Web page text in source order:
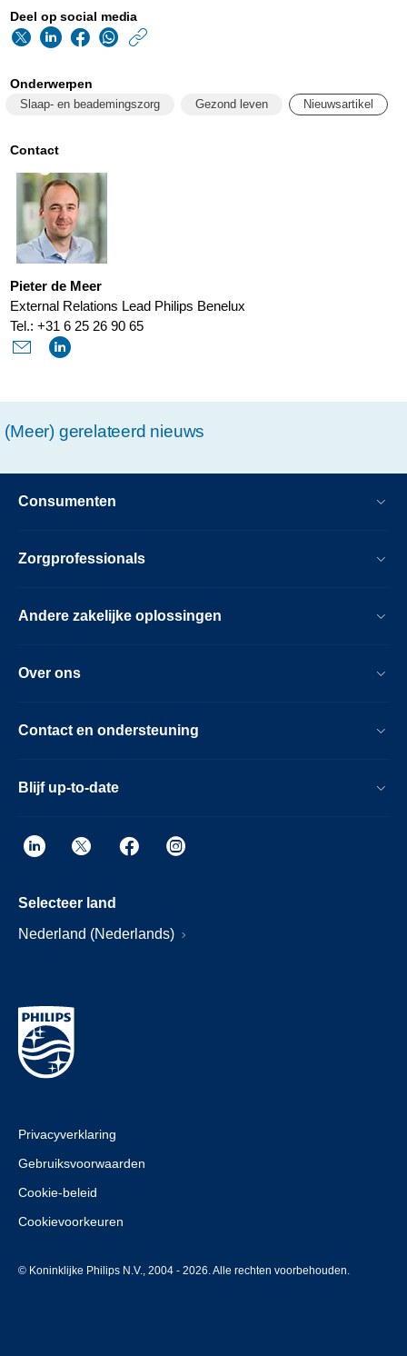
Deel op social media
beter-
nachtrust.html
Onderwerpen
Slaap- en beademingszorg Gezond leven Nieuwsartikel
Contact
Pieter de Meer
External Relations Lead Philips Benelux
Tel.: +31 6 25 26 90 65
(Meer) gerelateerd nieuws
Consumenten
Zorgprofessionals
Andere zakelijke oplossingen
Over ons
Contact en ondersteuning
Blijf up-to-date
Selecteer land
Nederland (Nederlands)
Privacyverklaring
Gebruiksvoorwaarden
Cookie-beleid
Cookievoorkeuren
© Koninklijke Philips N.V., 2004 - 2026. Alle rechten voorbehouden.